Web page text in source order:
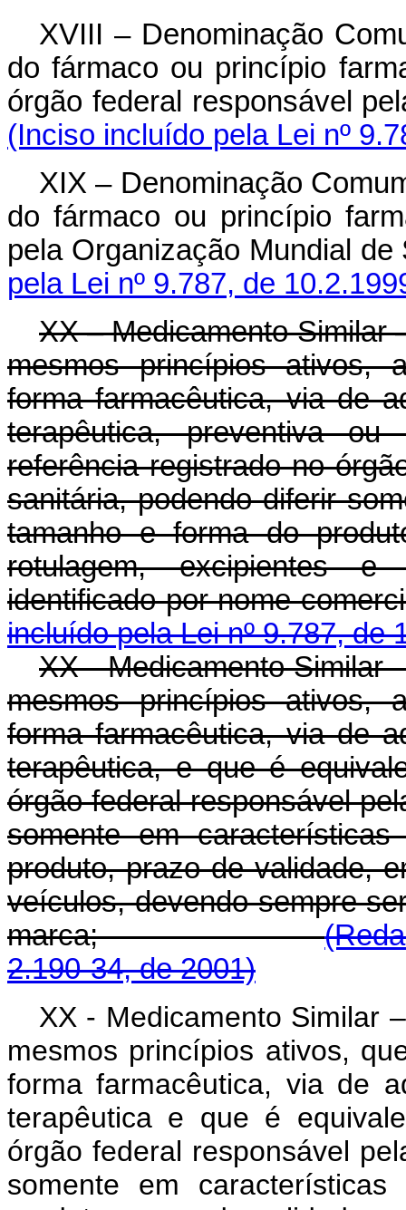
XVIII – Denominação
do fármaco ou princípio
órgão federal
(Inciso incluído pela Lei nº
XIX – Denominação
do fármaco ou princípio
pela Organização Mundial de
pela Lei nº 9.787, de
XX – Medicamento Similar
mesmos princípios ativos,
forma farmacêutica, via de
terapêutica, preventiva
referência registrado no
sanitária, podendo diferir
tamanho e forma do
rotulagem, excipientes
identificado por nome
incluído pela Lei nº 9.787, de
XX - Medicamento Similar
mesmos princípios ativos,
forma farmacêutica, via de
terapêutica, e que é
órgão federal responsável
somente em
produto, prazo de validade,
veículos, devendo sempre
marca;
2.190-34, de 2001)
XX - Medicamento Similar
mesmos princípios ativos,
forma farmacêutica, via de
terapêutica e que é
órgão federal responsável
somente em